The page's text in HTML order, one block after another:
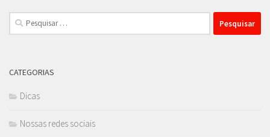
Pesquisar
por:
CATEGORIAS
Dicas
Nossas redes sociais